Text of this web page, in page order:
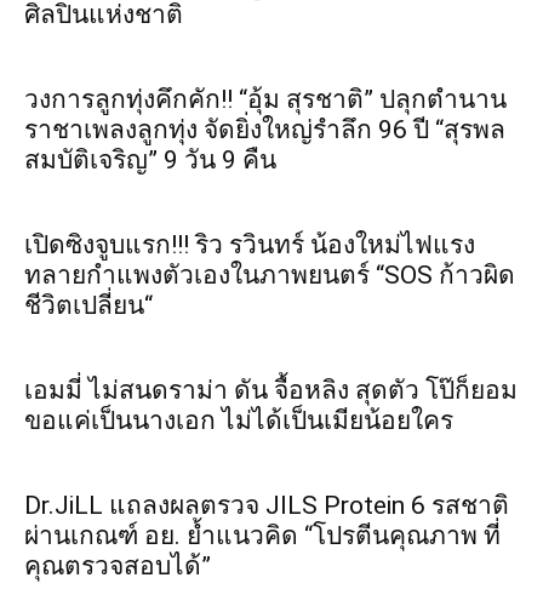
ศิลปินแห่งชาติ
วงการลูกทุ่งคึกคัก!! “อุ้ม สุรชาติ” ปลุกตำนาน
ราชาเพลงลูกทุ่ง จัดยิ่งใหญ่รำลึก 96 ปี “สุรพล
สมบัติเจริญ” 9 วัน 9 คืน
เปิดซิงจูบแรก!!! ริว รวินทร์ น้องใหม่ไฟแรง
ทลายกำแพงตัวเองในภาพยนตร์ “SOS ก้าวผิด
ชีวิตเปลี่ยน“
เอมมี่ ไม่สนดราม่า ดัน จื้อหลิง สุดตัว โป๊ก็ยอม
ขอแค่เป็นนางเอก ไม่ได้เป็นเมียน้อยใคร
Dr.JiLL แถลงผลตรวจ JILS Protein 6 รสชาติ
ผ่านเกณฑ์ อย. ย้ำแนวคิด “โปรตีนคุณภาพ ที่
คุณตรวจสอบได้”